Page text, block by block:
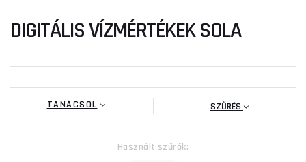
DIGITÁLIS VÍZMÉRTÉKEK SOLA
TANÁCSOL SZŰRÉS
Használt szűrők: